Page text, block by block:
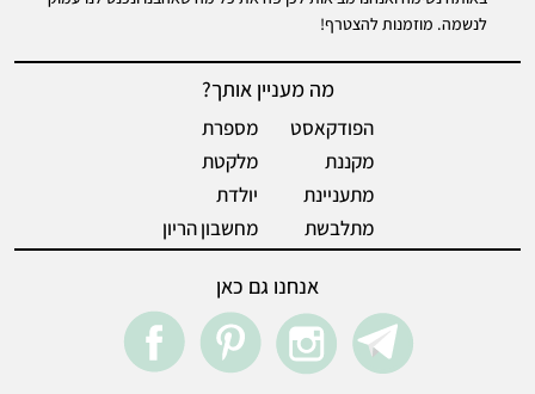
לנשמה. מוזמנות להצטרף!
מה מעניין אותך?
הפודקאסט
מקננת
מתעניינת
מתלבשת
מספרת
מלקטת
יולדת
מחשבון הריון
אנחנו גם כאן
Telegram
instegram
pintrest